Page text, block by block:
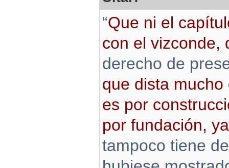
“Que ni el
con el vizconde,
derecho de
que dista
es por
por fundación,
tampoco tiene